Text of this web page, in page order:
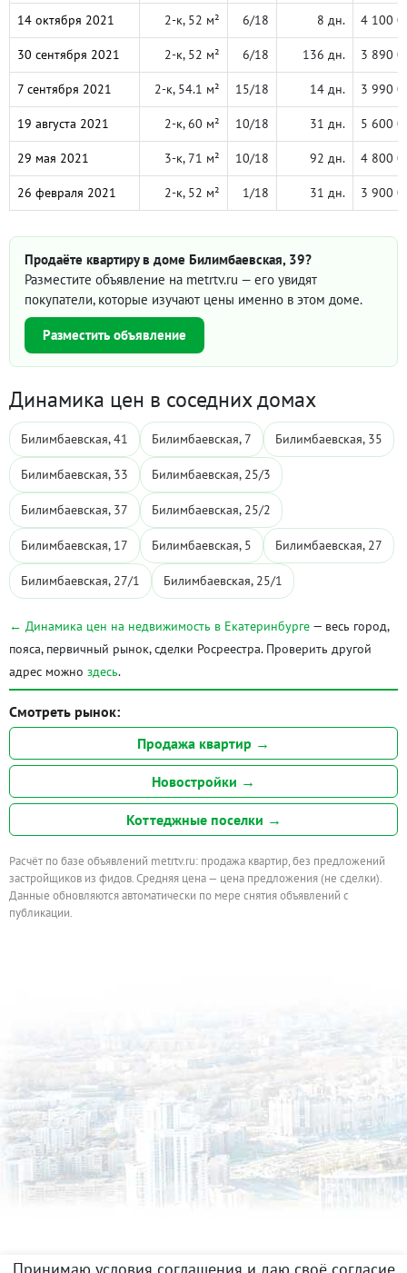
14 октября 2021 2-к, 52 м² 6/18 8 дн. 4 100
30 сентября 2021 2-к, 52 м² 6/18 136 дн. 3 890
7 сентября 2021 2-к, 54.1 м² 15/18 14 дн. 3 990
19 августа 2021 2-к, 60 м² 10/18 31 дн. 5 600
29 мая 2021 3-к, 71 м² 10/18 92 дн. 4 800
26 февраля 2021 2-к, 52 м² 1/18 31 дн. 3 900
Продаёте квартиру в доме Билимбаевская, 39?
Разместите объявление на metrtv.ru — его увидят
покупатели, которые изучают цены именно в этом доме.
Разместить объявление
Динамика цен в соседних домах
Билимбаевская, 41 Билимбаевская, 7 Билимбаевская, 35
Билимбаевская, 33 Билимбаевская, 25/3
Билимбаевская, 37 Билимбаевская, 25/2
Билимбаевская, 17 Билимбаевская, 5 Билимбаевская, 27
Билимбаевская, 27/1 Билимбаевская, 25/1
← Динамика цен на недвижимость в Екатеринбурге — весь город,
пояса, первичный рынок, сделки Росреестра. Проверить другой
адрес можно здесь.
Смотреть рынок:
Продажа квартир →
Новостройки →
Коттеджные поселки →
Расчёт по базе объявлений metrtv.ru: продажа квартир, без предложений
застройщиков из фидов. Средняя цена — цена предложения (не сделки).
Данные обновляются автоматически по мере снятия объявлений с
публикации.